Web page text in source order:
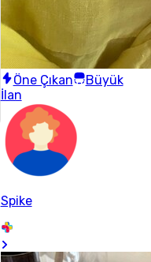
Öne Çıkan
Büyük
İlan
Spike